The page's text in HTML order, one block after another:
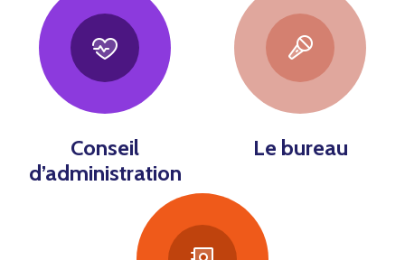
Conseil
d’administration
Le bureau